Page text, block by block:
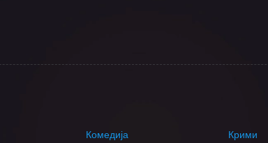
Комедија Крими